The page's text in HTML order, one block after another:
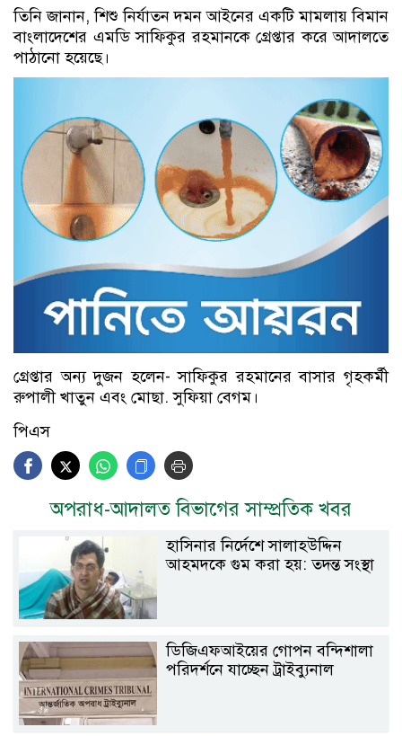
তিনি জানান, শিশু নির্যাতন দমন আইনের একটি মামলায় বিমান
বাংলাদেশের এমডি সাফিকুর রহমানকে গ্রেপ্তার করে আদালতে
পাঠানো হয়েছে।
গ্রেপ্তার অন্য দুজন হলেন- সাফিকুর রহমানের বাসার গৃহকর্মী
রুপালী খাতুন এবং মোছা. সুফিয়া বেগম।
পিএস
অপরাধ-আদালত বিভাগের সাম্প্রতিক খবর
হাসিনার নির্দেশে সালাহউদ্দিন
আহমদকে গুম করা হয়: তদন্ত সংস্থা
ডিজিএফআইয়ের গোপন বন্দিশালা
পরিদর্শনে যাচ্ছেন ট্রাইব্যুনাল